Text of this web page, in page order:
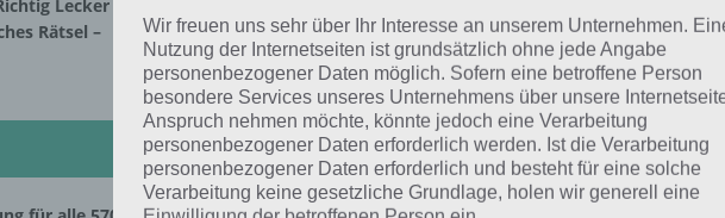
Goodbeans GmbH können Eltern
suchen. Wie das ganze
Mit WeWantApps kann man gezielt nach Apps für den
man die Apps nach bestimmten Kriterien auswählen. Unter
das Kindes (von 0 bis 14 Jahren), nach der Kategorie
Sprache, der Plattform (iPhone oder iPad) und nach dem
Lecker
Rätsel –
Wir freuen uns sehr über Ihr Interesse an unserem Unternehmen.
Nutzung der Internetseiten ist grundsätzlich ohne jede Angabe
personenbezogener Daten möglich. Sofern eine betroffene Person
besondere Services unseres Unternehmens über unsere
Anspruch nehmen möchte, könnte jedoch eine Verarbeitung
personenbezogener Daten erforderlich werden. Ist die Verarbeitung
personenbezogener Daten erforderlich und besteht für eine solche
Verarbeitung keine gesetzliche Grundlage, holen wir generell eine